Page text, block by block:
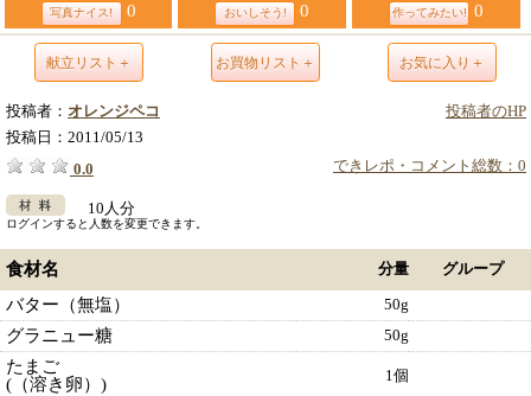
写真ナイス! 0 おいしそう! 0 作ってみたい! 0
献立リスト＋ お買物リスト＋ お気に入り＋
投稿者のHP
投稿者： オレンジペコ
投稿日： 2011/05/13
できレポ・コメント総数：0
0.0
10人分
ログインすると人数を変更できます。
食材名 分量 グループ
バター（無塩） 50g
グラニュー糖 50g
たまご
(（溶き卵）)
1個